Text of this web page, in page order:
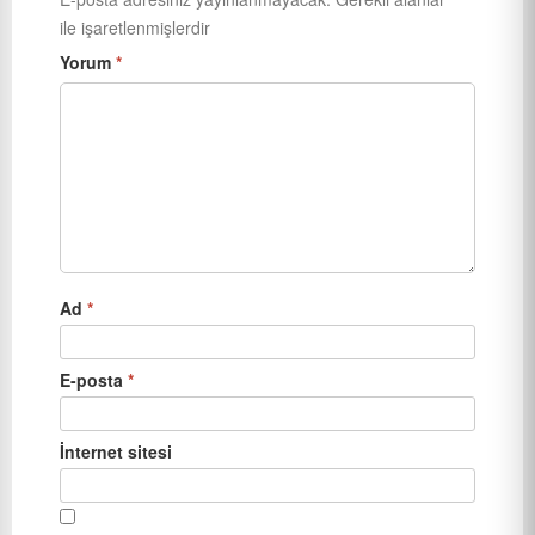
ile işaretlenmişlerdir
Yorum *
Ad *
E-posta *
İnternet sitesi